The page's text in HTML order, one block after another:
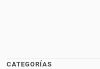
CATEGORÍAS